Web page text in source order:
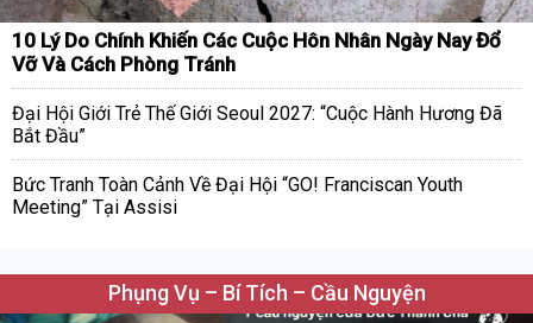
10 Lý Do Chính Khiến Các Cuộc Hôn Nhân Ngày Nay Đổ
Vỡ Và Cách Phòng Tránh
Đại Hội Giới Trẻ Thế Giới Seoul 2027: “Cuộc Hành Hương Đã
Bắt Đầu”
Bức Tranh Toàn Cảnh Về Đại Hội “GO! Franciscan Youth
Meeting” Tại Assisi
Phụng Vụ – Bí Tích – Cầu Nguyện